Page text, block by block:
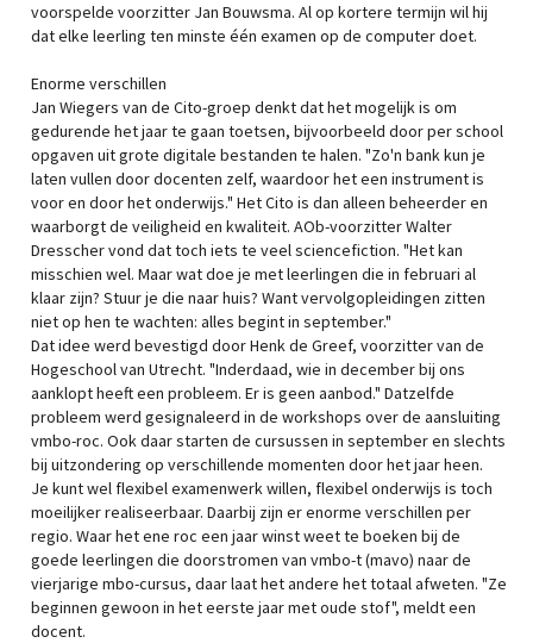
voorspelde voorzitter Jan Bouwsma. Al op kortere termijn wil hij
dat elke leerling ten minste één examen op de computer doet.
Enorme verschillen
Jan Wiegers van de Cito-groep denkt dat het mogelijk is om
gedurende het jaar te gaan toetsen, bijvoorbeeld door per school
opgaven uit grote digitale bestanden te halen. "Zo'n bank kun je
laten vullen door docenten zelf, waardoor het een instrument is
voor en door het onderwijs." Het Cito is dan alleen beheerder en
waarborgt de veiligheid en kwaliteit. AOb-voorzitter Walter
Dresscher vond dat toch iets te veel sciencefiction. "Het kan
misschien wel. Maar wat doe je met leerlingen die in februari al
klaar zijn? Stuur je die naar huis? Want vervolgopleidingen zitten
niet op hen te wachten: alles begint in september."
Dat idee werd bevestigd door Henk de Greef, voorzitter van de
Hogeschool van Utrecht. "Inderdaad, wie in december bij ons
aanklopt heeft een probleem. Er is geen aanbod." Datzelfde
probleem werd gesignaleerd in de workshops over de aansluiting
vmbo-roc. Ook daar starten de cursussen in september en slechts
bij uitzondering op verschillende momenten door het jaar heen.
Je kunt wel flexibel examenwerk willen, flexibel onderwijs is toch
moeilijker realiseerbaar. Daarbij zijn er enorme verschillen per
regio. Waar het ene roc een jaar winst weet te boeken bij de
goede leerlingen die doorstromen van vmbo-t (mavo) naar de
vierjarige mbo-cursus, daar laat het andere het totaal afweten. "Ze
beginnen gewoon in het eerste jaar met oude stof", meldt een
docent.